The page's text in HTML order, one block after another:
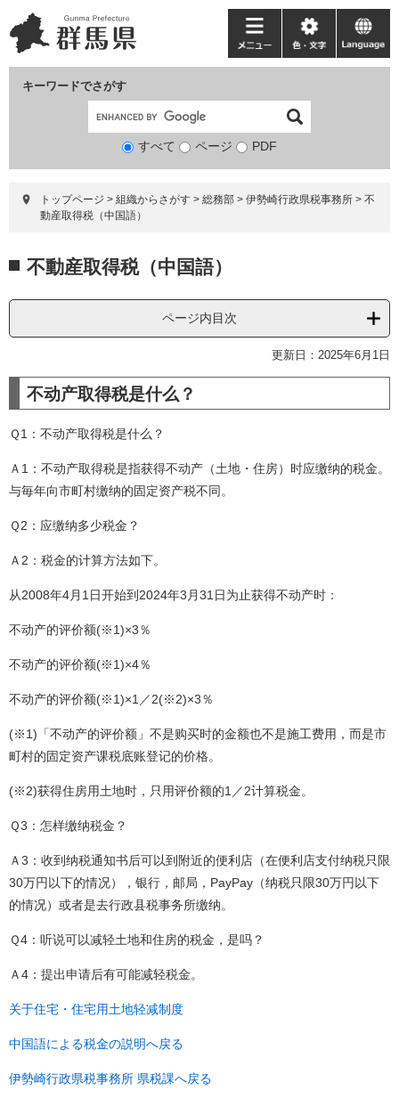
ー
ジ
ニ
ュ
て
キーワードでさがす
検
象
すべて ページ PDF
メ
ニ
ー
色・
文
language
トップページ > 組織からさがす > 総務部 > 伊勢崎行政県税事務所 > 不
動産取得税（中国語）
文 不動産取得税（中国語）
ページ内目次
更新日：2025年6月1日
不动产取得税是什么？
Ｑ1：不动产取得税是什么？
Ａ1：不动产取得税是指获得不动产（土地・住房）时应缴纳的税金。
与毎年向市町村缴纳的固定资产税不同。
Ｑ2：应缴纳多少税金？
Ａ2：税金的计算方法如下。
从2008年4月1日开始到2024年3月31日为止获得不动产时：
不动产的评价额(※1)×3％
不动产的评价额(※1)×4％
不动产的评价额(※1)×1／2(※2)×3％
(※1)「不动产的评价额」不是购买时的金额也不是施工费用，而是市
町村的固定资产课税底账登记的价格。
(※2)获得住房用土地时，只用评价额的1／2计算税金。
Ｑ3：怎样缴纳税金？
Ａ3：收到纳税通知书后可以到附近的便利店（在便利店支付纳税只限
30万円以下的情况），银行，邮局，PayPay（纳税只限30万円以下
的情况）或者是去行政县税事务所缴纳。
Ｑ4：听说可以减轻土地和住房的税金，是吗？
Ａ4：提出申请后有可能减轻税金。
关于住宅・住宅用土地轻减制度
中国語による税金の説明へ戻る
伊勢崎行政県税事務所 県税課へ戻る